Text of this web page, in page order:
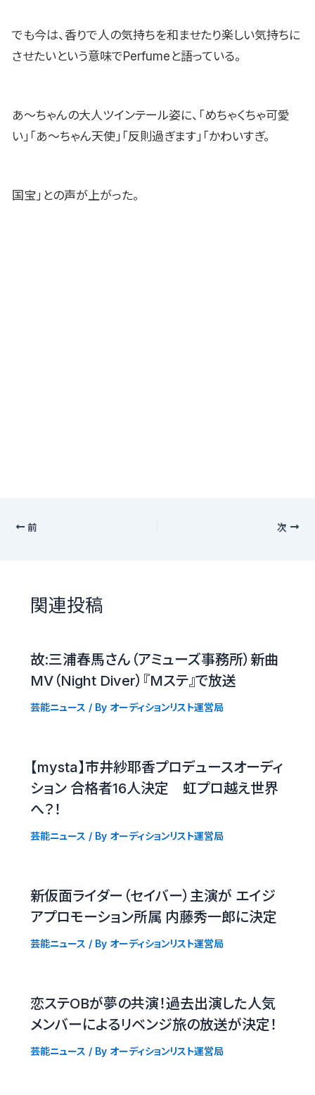
でも今は、香りで人の気持ちを和ませたり楽しい気持ちに
させたいという意味でPerfumeと語っている。
あ〜ちゃんの大人ツインテール姿に、「めちゃくちゃ可愛
い」「あ〜ちゃん天使」「反則過ぎます」「かわいすぎ。
国宝」との声が上がった。
前 次
関連投稿
故:三浦春馬さん（アミューズ事務所）新曲
MV（Night Diver）『Mステ』で放送
芸能ニュース / By オーディションリスト運営局
【mysta】市井紗耶香プロデュースオーディ
ション 合格者16人決定 虹プロ越え世界
へ？！
芸能ニュース / By オーディションリスト運営局
新仮面ライダー（セイバー）主演が エイジ
アプロモーション所属 内藤秀一郎に決定
芸能ニュース / By オーディションリスト運営局
恋ステOBが夢の共演！過去出演した人気
メンバーによるリベンジ旅の放送が決定！
芸能ニュース / By オーディションリスト運営局